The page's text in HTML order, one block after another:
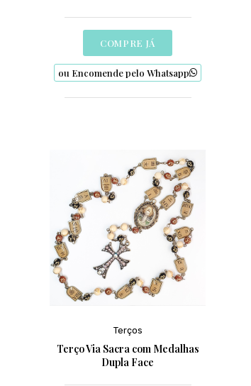
COMPRE JÁ
ou Encomende pelo Whatsapp
Terços
Terço Via Sacra com Medalhas
Dupla Face